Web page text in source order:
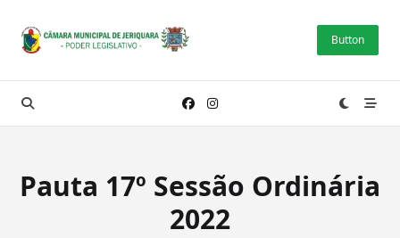
content
Button
Pauta 17º Sessão Ordinária
2022